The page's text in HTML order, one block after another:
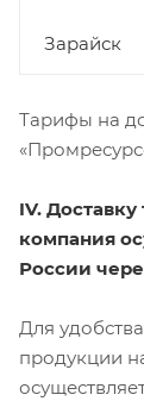
Зарайск
Тарифы на
IV.
компания
России
Для
продукции